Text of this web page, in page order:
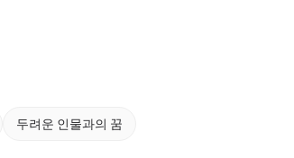
두려운 인물과의 꿈